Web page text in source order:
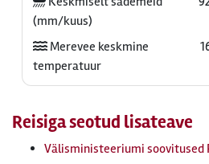
(mm/kuus)
Merevee keskmine
temperatuur
Reisiga seotud lisateave
Välisministeeriumi soovitused